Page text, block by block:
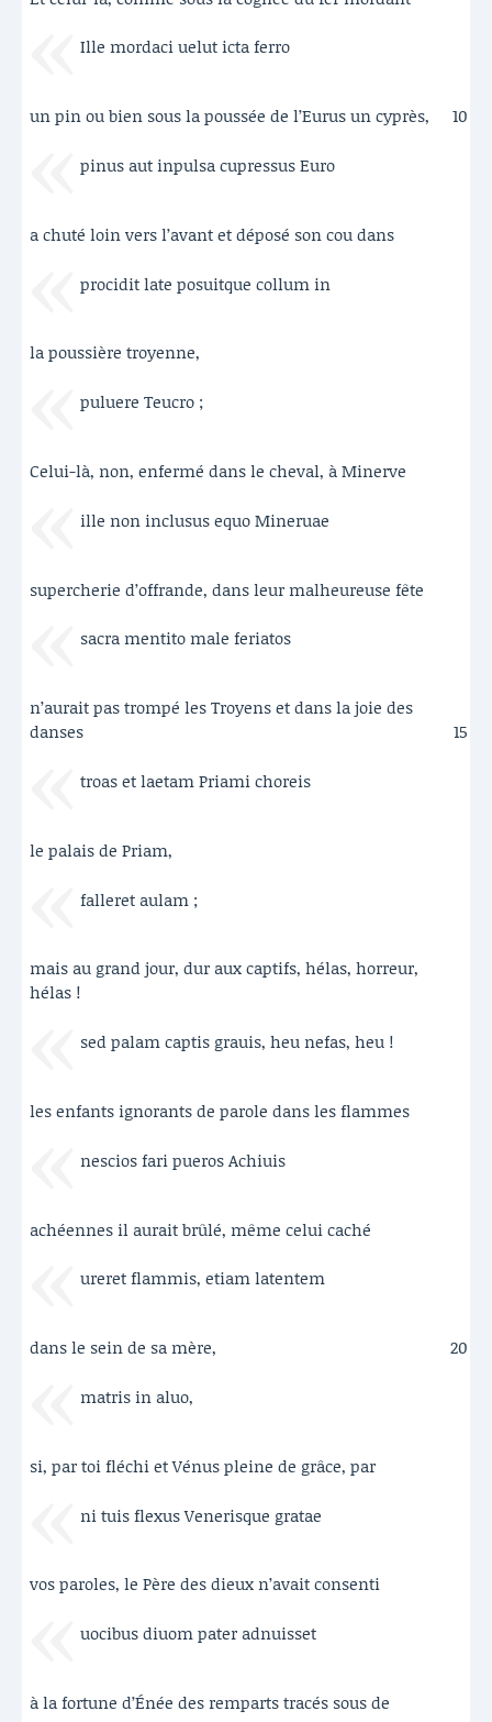
Ille mordaci uelut icta ferro
un pin ou bien sous la poussée de l’Eurus un cyprès, 10
pinus aut inpulsa cupressus Euro
a chuté loin vers l’avant et déposé son cou dans
procidit late posuitque collum in
la poussière troyenne,
puluere Teucro ;
Celui-là, non, enfermé dans le cheval, à Minerve
ille non inclusus equo Mineruae
supercherie d’offrande, dans leur malheureuse fête
sacra mentito male feriatos
n’aurait pas trompé les Troyens et dans la joie des
danses
15
troas et laetam Priami choreis
le palais de Priam,
falleret aulam ;
mais au grand jour, dur aux captifs, hélas, horreur,
hélas !
sed palam captis grauis, heu nefas, heu !
les enfants ignorants de parole dans les flammes
nescios fari pueros Achiuis
achéennes il aurait brûlé, même celui caché
ureret flammis, etiam latentem
dans le sein de sa mère, 20
matris in aluo,
si, par toi fléchi et Vénus pleine de grâce, par
ni tuis flexus Venerisque gratae
vos paroles, le Père des dieux n’avait consenti
uocibus diuom pater adnuisset
à la fortune d’Énée des remparts tracés sous de